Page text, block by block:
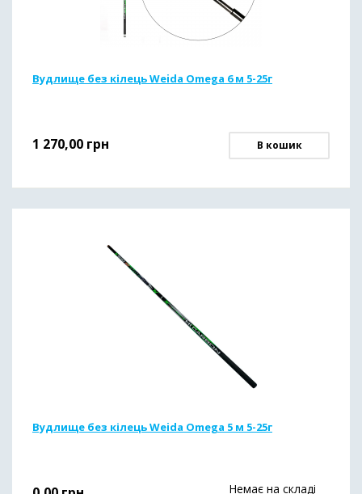
Вудлище без кілець Weida Omega 6 м 5-25г
1 270,00 грн В кошик
Вудлище без кілець Weida Omega 5 м 5-25г
Немає на складі